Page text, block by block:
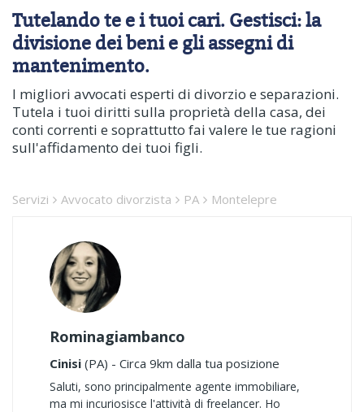
Tutelando te e i tuoi cari. Gestisci: la
divisione dei beni e gli assegni di
mantenimento.
I migliori avvocati esperti di divorzio e separazioni.
Tutela i tuoi diritti sulla proprietà della casa, dei
conti correnti e soprattutto fai valere le tue ragioni
sull'affidamento dei tuoi figli.
Servizi Avvocato divorzista PA Montelepre
Rominagiambanco
Cinisi (PA) - Circa 9km dalla tua posizione
Saluti, sono principalmente agente immobiliare,
ma mi incuriosisce l'attività di freelancer. Ho